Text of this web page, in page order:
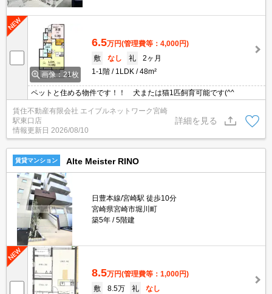
画像：21枚
6.5万円(管理費等：4,000円)
敷
なし 礼
2ヶ月
1-1階
1LDK 48m²
ペットと住める物件です！！ 犬または猫1匹飼育可能です(^^ゞ
賃住不動産有限会社 エイブルネットワーク宮崎
駅東口店
情報更新日 2026/08/10
詳細を見る
賃貸マンション Alte Meister RINO
日豊本線/宮崎駅 徒歩10分
宮崎県宮崎市堀川町
築5年
5階建
8.5万円(管理費等：1,000円)
敷
8.5万 礼
なし